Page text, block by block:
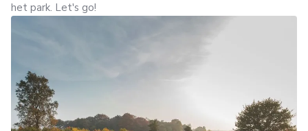
het park. Let's go!